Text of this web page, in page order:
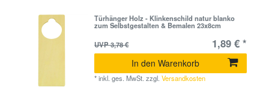
Türhänger Holz - Klinkenschild natur blanko
zum Selbstgestalten & Bemalen 23x8cm
UVP 3,78 €
1,89 € *
In den Warenkorb
*inkl. ges. MwSt. zzgl.Versandkosten